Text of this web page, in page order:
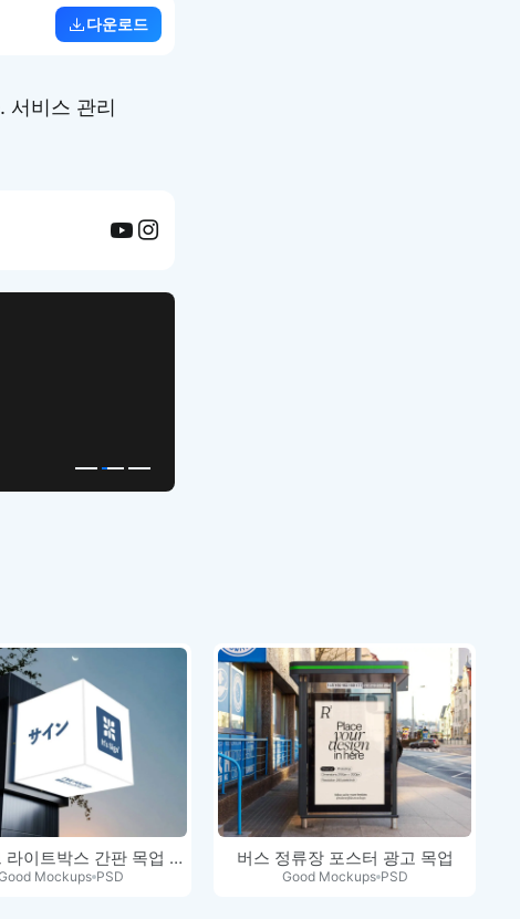
다운로드
서비스 관리
LED 큐브 라이트박스 간판 목업 PSD
Mockups PSD
버스 정류장 포스터 광고 목업
Good Mockups PSD